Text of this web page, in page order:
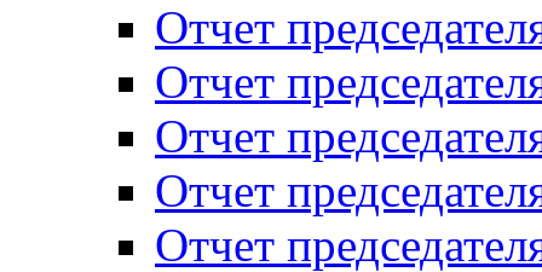
Отчет
Отчет
Отчет
Отчет
Отчет